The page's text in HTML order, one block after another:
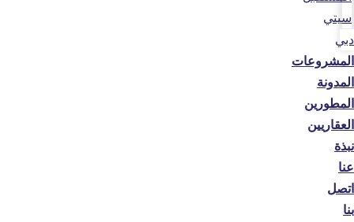
سيتي
دبي
المشروعات
المدونة
المطورين
العقاريين
نبذة
عنا
اتصل
بنا